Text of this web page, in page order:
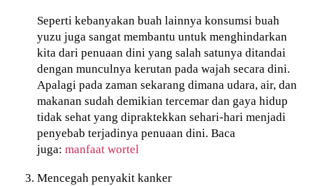
Seperti kebanyakan buah lainnya konsumsi buah
yuzu juga sangat membantu untuk menghindarkan
kita dari penuaan dini yang salah satunya ditandai
dengan munculnya kerutan pada wajah secara dini.
Apalagi pada zaman sekarang dimana udara, air, dan
makanan sudah demikian tercemar dan gaya hidup
tidak sehat yang dipraktekkan sehari-hari menjadi
penyebab terjadinya penuaan dini. Baca
juga:manfaat wortel
Mencegah penyakit kanker